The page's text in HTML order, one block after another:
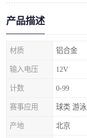
产品描述
材质 铝合金
输入电压 12V
计数 0-99
赛事应用 球类 游
产地 北京